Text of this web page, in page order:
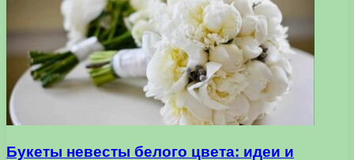
Букеты невесты белого цвета: идеи и